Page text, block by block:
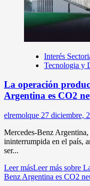
Interés
Tecnologia y
La operación
Argentina es CO2
elremolque 27 diciembre,
Mercedes-Benz
ininterrumpida en el país,
ser...
Leer másLeer más sobre
Benz Argentina es CO2